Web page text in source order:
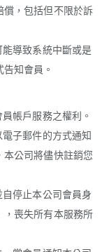
，包括但不限於訴
導致系統中斷或是
知會員。
帳戶服務之權利。
子郵件的方式通知
公司將儘快註銷您
停止本公司會員身
喪失所有本服務所